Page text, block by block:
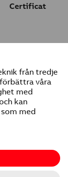
Certificat